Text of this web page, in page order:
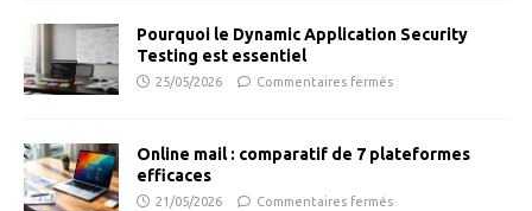
Pourquoi le Dynamic Application Security
Testing est essentiel
25/05/2026 Commentaires fermés
Online mail : comparatif de 7 plateformes
efficaces
21/05/2026 Commentaires fermés